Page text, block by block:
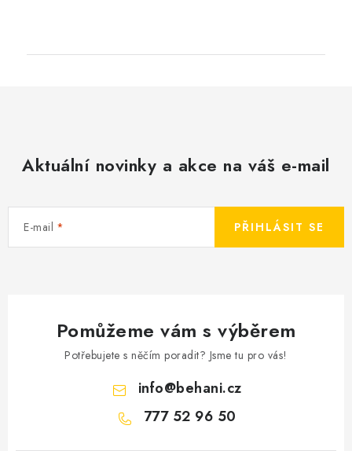
Aktuální novinky a akce na váš e-mail
E-mail PŘIHLÁSIT SE
Pomůžeme vám s výběrem
Potřebujete s něčím poradit? Jsme tu pro vás!
info@behani.cz
777 52 96 50